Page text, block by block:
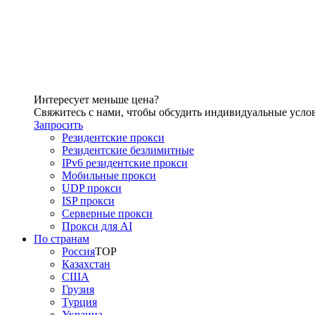
Интересует меньше цена?
Свяжитесь с нами, чтобы обсудить индивидуальные
Запросить
Резидентские прокси
Резидентские безлимитные
IPv6 резидентские прокси
Мобильные прокси
UDP прокси
ISP прокси
Серверные прокси
Прокси для AI
По странам
РоссияTOP
Казахстан
США
Грузия
Турция